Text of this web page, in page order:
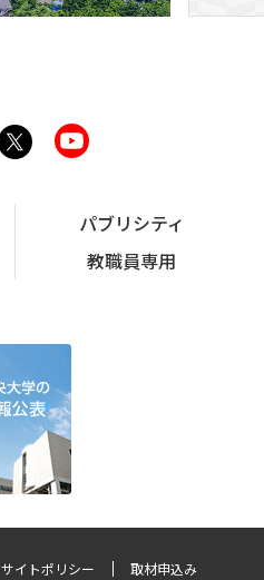
パブリシティ
教職員専用
サイトポリシー 取材申込み